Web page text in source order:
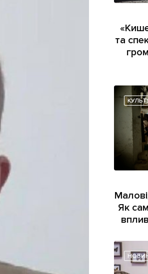
Реклама на сайті
конфіденційності
та
Як